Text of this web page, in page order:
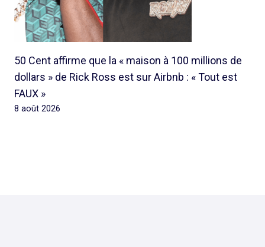
50 Cent affirme que la « maison à 100 millions de
dollars » de Rick Ross est sur Airbnb : « Tout est
FAUX »
8 août 2026